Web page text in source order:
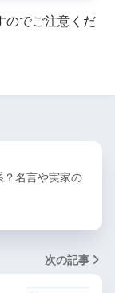
のでご注意くだ
？名言や実家の
次の記事